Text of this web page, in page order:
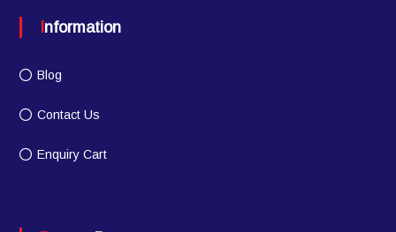
Information
Blog
Contact Us
Enquiry Cart